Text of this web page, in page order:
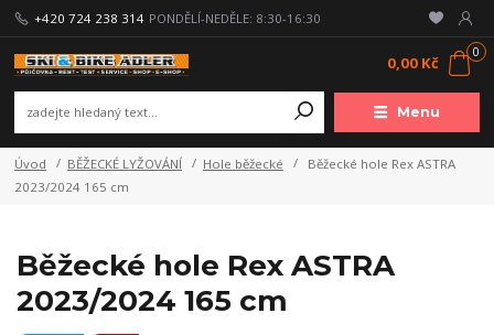
Menu
+420 724 238 314 PONDĚLÍ-NEDĚLE: 8:30-16:30
0
0,00 Kč
Úvod BĚŽECKÉ LYŽOVÁNÍ Hole běžecké
Běžecké hole Rex ASTRA
2023/2024 165 cm
Běžecké hole Rex ASTRA
2023/2024 165 cm